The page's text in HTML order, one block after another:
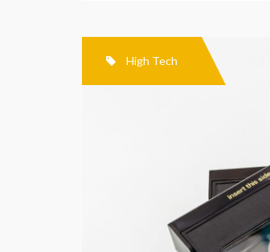
High Tech